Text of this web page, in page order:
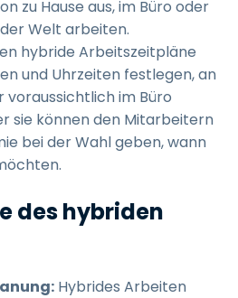
zu Hause aus, im Büro oder
Welt arbeiten.
hybride Arbeitszeitpläne
und Uhrzeiten festlegen, an
im Büro
sie können den Mitarbeitern
bei der Wahl geben, wann
des hybriden
Hybrides Arbeiten